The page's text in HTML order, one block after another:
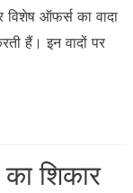
ऑफर्स का वादा
हैं। इन वादों पर
शिकार